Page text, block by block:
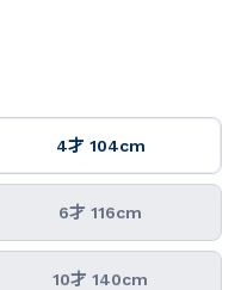
4才 104cm
6才 116cm
10才 140cm